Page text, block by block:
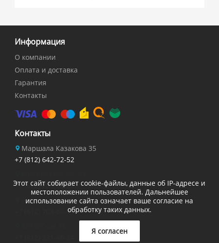
Информация
О компании
Оплата и доставка
Гарантия
Контакты
Контакты
Маршала Казакова 35
+7 (812) 642-72-52
+7 (812) 703-84-27
Есенина 32
+7 (812) 703-60-14
Этот сайт собирает cookie-файлы, данные об IP-адресе и
местоположении пользователей. Дальнейшее
использование сайта означает ваше согласие на
обработку таких данных.
Я согласен